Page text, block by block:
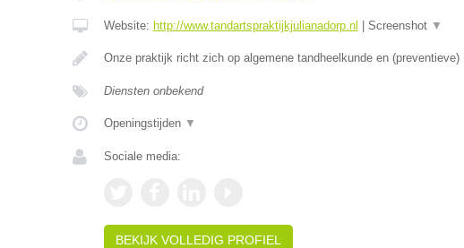
Website: http://www.tandartspraktijkjulianadorp.nl Screenshot ▼
Onze praktijk richt zich op algemene tandheelkunde en (preventieve)
Diensten onbekend
Openingstijden ▼
Sociale media:
BEKIJK VOLLEDIG PROFIEL